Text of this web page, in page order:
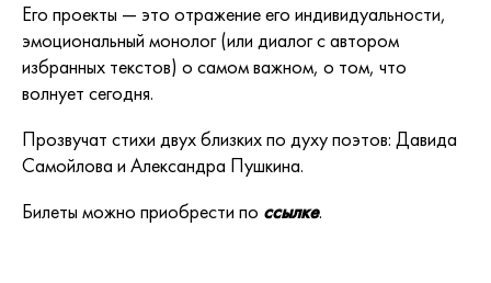
Его проекты — это отражение его индивидуальности,
эмоциональный монолог (или диалог с автором
избранных текстов) о самом важном, о том, что
волнует сегодня.
Прозвучат стихи двух близких по духу поэтов: Давида
Самойлова и Александра Пушкина.
Билеты можно приобрести по ссылке.